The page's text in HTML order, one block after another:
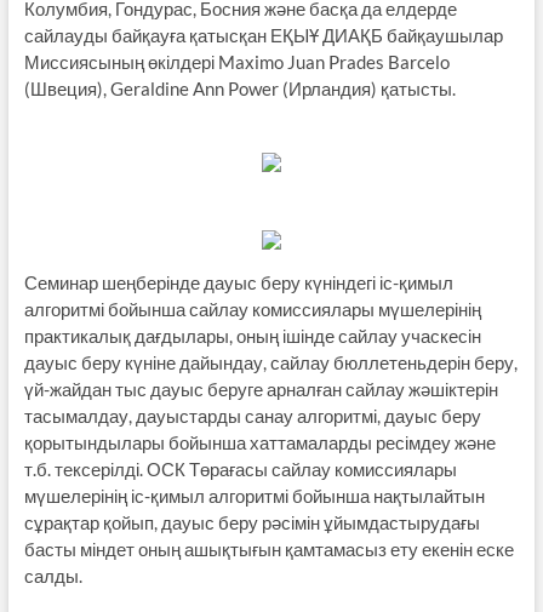
Колумбия, Гондурас, Босния және басқа да елдерде
сайлауды байқауға қатысқан ЕҚЫҰ ДИАҚБ байқаушылар
Миссиясының өкілдері Maximo Juan Prades Barcelo
(Швеция), Geraldine Ann Power (Ирландия) қатысты.
Семинар шеңберінде дауыс беру күніндегі іс-қимыл
алгоритмі бойынша сайлау комиссиялары мүшелерінің
практикалық дағдылары, оның ішінде сайлау учаскесін
дауыс беру күніне дайындау, сайлау бюллетеньдерін беру,
үй-жайдан тыс дауыс беруге арналған сайлау жәшіктерін
тасымалдау, дауыстарды санау алгоритмі, дауыс беру
қорытындылары бойынша хаттамаларды ресімдеу және
т.б. тексерілді. ОСК Төрағасы сайлау комиссиялары
мүшелерінің іс-қимыл алгоритмі бойынша нақтылайтын
сұрақтар қойып, дауыс беру рәсімін ұйымдастырудағы
басты міндет оның ашықтығын қамтамасыз ету екенін еске
салды.